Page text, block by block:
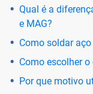
Qual é a
e MAG?
Como soldar
Como escolher
Por que motivo